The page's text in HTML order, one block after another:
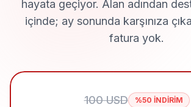
hayata geçiyor. Alan adından
içinde; ay sonunda karşınıza
fatura yok.
100 USD %50 İNDİRİM